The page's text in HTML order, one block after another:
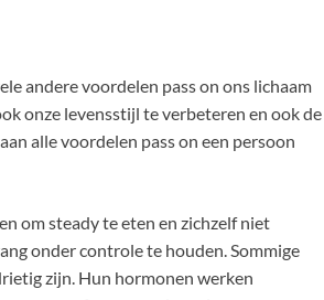
andere voordelen pass on ons lichaam
onze levensstijl te verbeteren en ook de
alle voordelen pass on een persoon
om steady te eten en zichzelf niet
onder controle te houden. Sommige
zijn. Hun hormonen werken